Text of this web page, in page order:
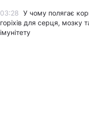
03:28 У чому полягає
горіхів для серця, мозку
імунітету